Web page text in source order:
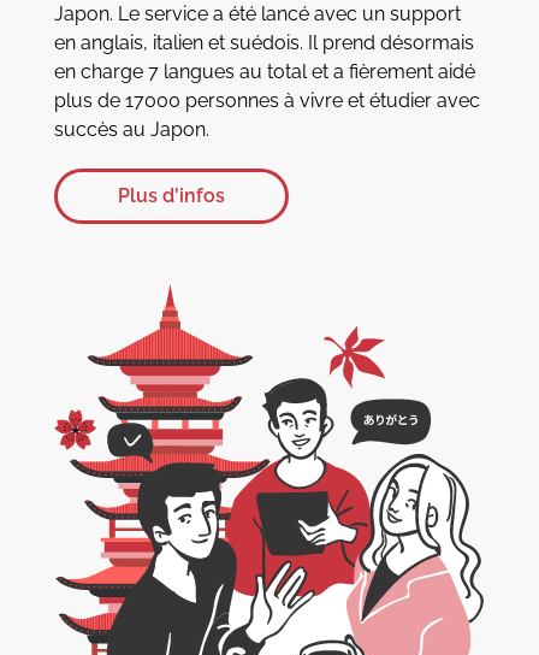
Japon. Le service a été lancé avec un support
en anglais, italien et suédois. Il prend désormais
en charge 7 langues au total et a fièrement aidé
plus de 17000 personnes à vivre et étudier avec
succès au Japon.
Plus d'infos